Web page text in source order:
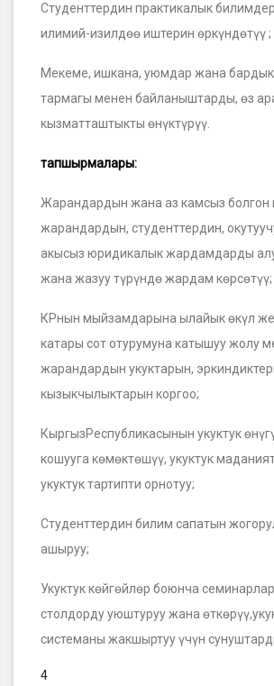
Студенттердин практикалык
илимий-изилдөө иштерин өркүндөтүү ;
Мекеме, ишкана, уюмдар жана бардык
тармагы менен байланыштарды, өз
кызматташтыкты өнүктүрүү.
тапшырмалары:
Жарандардын жана аз камсыз болгон
жарандардын, студенттердин,
акысыз юридикалык жардамдарды
жана жазуу түрүндө жардам көрсөтүү;
КРнын мыйзамдарына ылайык өкүл же
катары сот отурумуна катышуу жолу
жарандардын укуктарын,
кызыкчылыктарын коргоо;
КыргызРеспубликасынын укуктук
кошууга көмөктөшүү, укуктук
укуктук тартипти орнотуу;
Студенттердин билим сапатын
ашыруу;
Укуктук көйгөйлөр боюнча
столдорду уюштуруу жана
системаны жакшыртуу үчүн
4